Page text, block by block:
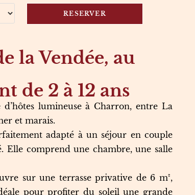
la Vendée, au
de 2 à 12 ans
lumineuse à Charron, entre La
et marais.
adapté à un séjour en couple
comprend une chambre, une salle
sur une terrasse privative de 6 m²,
pour profiter du soleil une grande